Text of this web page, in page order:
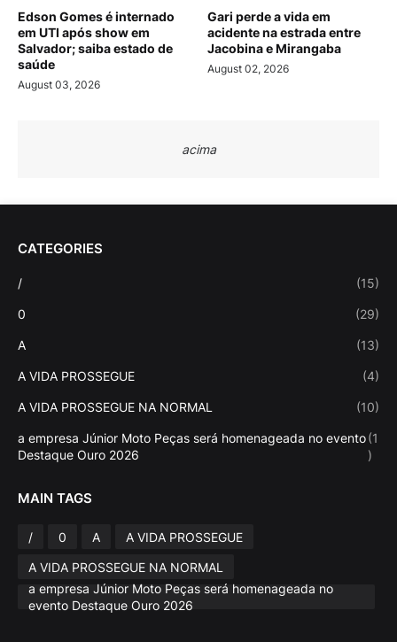
Edson Gomes é internado
em UTI após show em
Salvador; saiba estado de
saúde
August 03, 2026
Gari perde a vida em
acidente na estrada entre
Jacobina e Mirangaba
August 02, 2026
acima
CATEGORIES
/ (15)
0 (29)
A (13)
A VIDA PROSSEGUE (4)
A VIDA PROSSEGUE NA NORMAL (10)
a empresa Júnior Moto Peças será homenageada no evento
Destaque Ouro 2026
(1
)
MAIN TAGS
/ 0 A
A VIDA PROSSEGUE
A VIDA PROSSEGUE NA NORMAL
a empresa Júnior Moto Peças será homenageada no
evento Destaque Ouro 2026